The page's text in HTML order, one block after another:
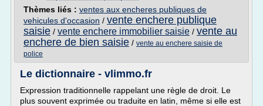
Thèmes liés : ventes aux encheres publiques de
vehicules d'occasion / vente enchere publique
saisie / vente enchere immobilier saisie / vente au
enchere de bien saisie / vente au enchere saisie de
police
Le dictionnaire - vlimmo.fr
Expression traditionnelle rappelant une règle de droit. Le
plus souvent exprimée ou traduite en latin, même si elle est